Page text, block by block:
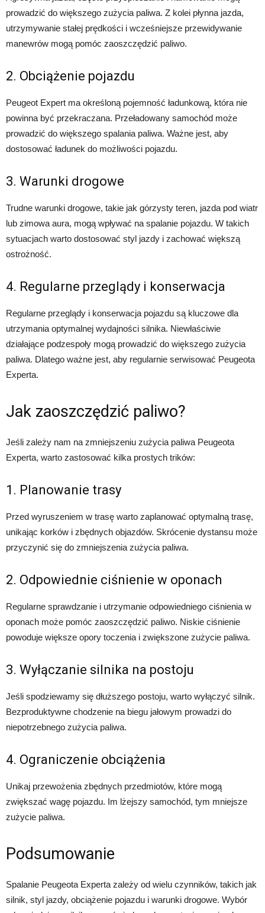
prowadzić do większego zużycia paliwa. Z kolei płynna jazda,
utrzymywanie stałej prędkości i wcześniejsze przewidywanie
manewrów mogą pomóc zaoszczędzić paliwo.
2. Obciążenie pojazdu
Peugeot Expert ma określoną pojemność ładunkową, która nie
powinna być przekraczana. Przeładowany samochód może
prowadzić do większego spalania paliwa. Ważne jest, aby
dostosować ładunek do możliwości pojazdu.
3. Warunki drogowe
Trudne warunki drogowe, takie jak górzysty teren, jazda pod wiatr
lub zimowa aura, mogą wpływać na spalanie pojazdu. W takich
sytuacjach warto dostosować styl jazdy i zachować większą
ostrożność.
4. Regularne przeglądy i konserwacja
Regularne przeglądy i konserwacja pojazdu są kluczowe dla
utrzymania optymalnej wydajności silnika. Niewłaściwie
działające podzespoły mogą prowadzić do większego zużycia
paliwa. Dlatego ważne jest, aby regularnie serwisować Peugeota
Experta.
Jak zaoszczędzić paliwo?
Jeśli zależy nam na zmniejszeniu zużycia paliwa Peugeota
Experta, warto zastosować kilka prostych trików:
1. Planowanie trasy
Przed wyruszeniem w trasę warto zaplanować optymalną trasę,
unikając korków i zbędnych objazdów. Skrócenie dystansu może
przyczynić się do zmniejszenia zużycia paliwa.
2. Odpowiednie ciśnienie w oponach
Regularne sprawdzanie i utrzymanie odpowiedniego ciśnienia w
oponach może pomóc zaoszczędzić paliwo. Niskie ciśnienie
powoduje większe opory toczenia i zwiększone zużycie paliwa.
3. Wyłączanie silnika na postoju
Jeśli spodziewamy się dłuższego postoju, warto wyłączyć silnik.
Bezproduktywne chodzenie na biegu jałowym prowadzi do
niepotrzebnego zużycia paliwa.
4. Ograniczenie obciążenia
Unikaj przewożenia zbędnych przedmiotów, które mogą
zwiększać wagę pojazdu. Im lżejszy samochód, tym mniejsze
zużycie paliwa.
Podsumowanie
Spalanie Peugeota Experta zależy od wielu czynników, takich jak
silnik, styl jazdy, obciążenie pojazdu i warunki drogowe. Wybór